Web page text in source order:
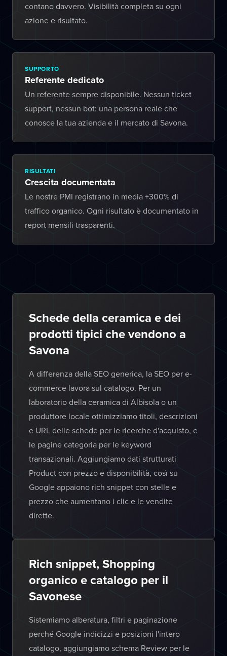
contano davvero. Visibilità completa su ogni
azione e risultato.
SUPPORTO
Referente dedicato
Un referente sempre disponibile. Nessun ticket
support, nessun bot: una persona reale che
conosce la tua azienda e il mercato di Savona.
RISULTATI
Crescita documentata
Le nostre PMI registrano in media +300% di
traffico organico. Ogni risultato è documentato in
report mensili trasparenti.
Schede della ceramica e dei
prodotti tipici che vendono a
Savona
A differenza della SEO generica, la SEO per e-
commerce lavora sul catalogo. Per un
laboratorio della ceramica di Albisola o un
produttore locale ottimizziamo titoli, descrizioni
e URL delle schede per le ricerche d'acquisto, e
le pagine categoria per le keyword
transazionali. Aggiungiamo dati strutturati
Product con prezzo e disponibilità, così su
Google appaiono rich snippet con stelle e
prezzo che aumentano i clic e le vendite
dirette.
Rich snippet, Shopping
organico e catalogo per il
Savonese
Sistemiamo alberatura, filtri e paginazione
perché Google indicizzi e posizioni l'intero
catalogo, aggiungiamo schema Review per le